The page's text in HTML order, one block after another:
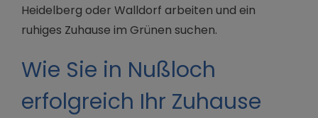
Heidelberg oder Walldorf arbeiten und ein
ruhiges Zuhause im Grünen suchen.
Wie Sie in Nußloch
erfolgreich Ihr Zuhause